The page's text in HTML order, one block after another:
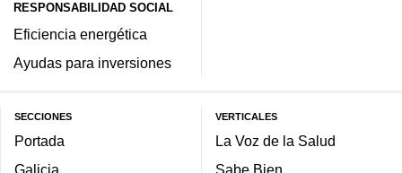
RESPONSABILIDAD SOCIAL
Eficiencia energética
Ayudas para inversiones
SECCIONES
Portada
VERTICALES
La Voz de la Salud